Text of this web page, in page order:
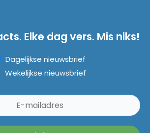
Elke dag vers. Mis niks!
Dagelijkse nieuwsbrief
Wekelijkse nieuwsbrief